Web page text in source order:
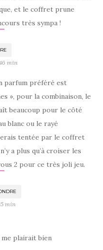
et le coffret prune
très sympa !
min
parfum préféré est
», pour la combinaison, le
beaucoup pour le côté
blanc ou le rayé
tentée par le coffret
a plus qu’à croiser les
2 pour ce très joli jeu.
min
plairait bien